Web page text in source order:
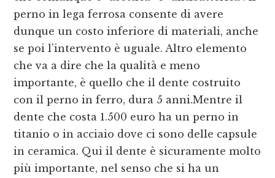
perno in lega ferrosa consente di avere
dunque un costo inferiore di materiali, anche
se poi l’intervento è uguale. Altro elemento
che va a dire che la qualità e meno
importante, è quello che il dente costruito
con il perno in ferro, dura 5 anni.Mentre il
dente che costa 1.500 euro ha un perno in
titanio o in acciaio dove ci sono delle capsule
in ceramica. Qui il dente è sicuramente molto
più importante, nel senso che si ha un